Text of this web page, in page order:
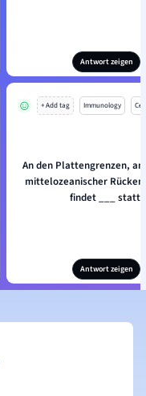
Antwort zeigen
+ Add tag Immunology
An den Plattengrenzen, an
mittelozeanischer
findet ___ statt.
Antwort zeigen